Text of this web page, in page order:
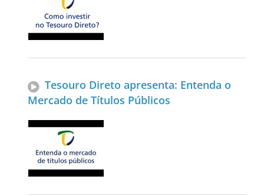
Tesouro Direto apresenta: Entenda o
Mercado de Títulos Públicos